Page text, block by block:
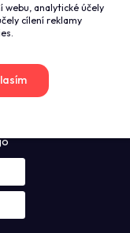
webu, analytické účely
cílení reklamy